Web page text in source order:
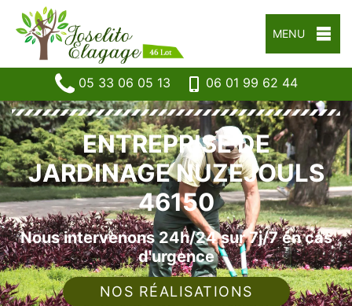
MENU
05 33 06 05 13 06 01 99 62 44
ENTREPRISE DE
JARDINAGE NUZEJOULS
46150
Nous intervenons 24h/24 sur 7j/7 en cas
d'urgence
NOS RÉALISATIONS